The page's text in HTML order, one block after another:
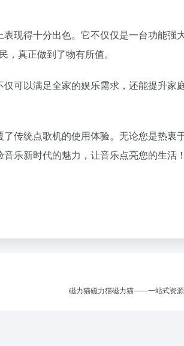
现得十分出色。它不仅仅是一台功能强
真正做到了物有所值。
可以满足全家的娱乐需求，还能提升家
传统点歌机的使用体验。无论您是热衷
乐新时代的魅力，让音乐点亮您的生活！
磁力猫磁力猫磁力猫——一站式资